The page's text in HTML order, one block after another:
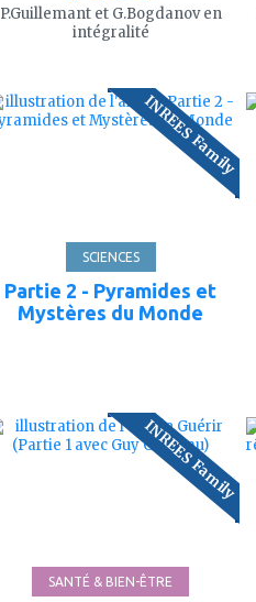
P.Guillemant et G.Bogdanov en
intégralité
à
mes
INREES Family
SCIENCES
Partie 2 - Pyramides et
Mystères du Monde
à
mes
INREES Family
SANTÉ & BIEN-ÊTRE